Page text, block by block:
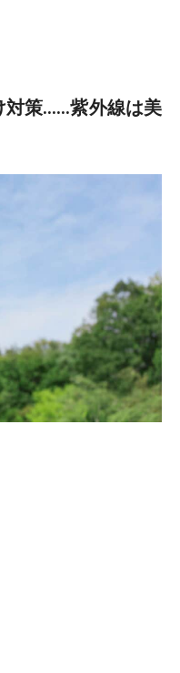
対策……紫外線は美